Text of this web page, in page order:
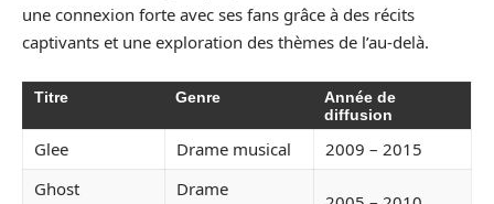
une connexion forte avec ses fans grâce à des récits
captivants et une exploration des thèmes de l’au-delà.
Titre Genre
Année de
diffusion
Glee Drame musical
2009 – 2015
Ghost
Drame